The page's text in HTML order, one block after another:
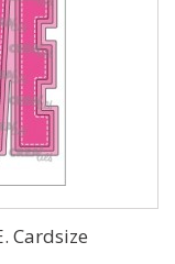
Cardsize